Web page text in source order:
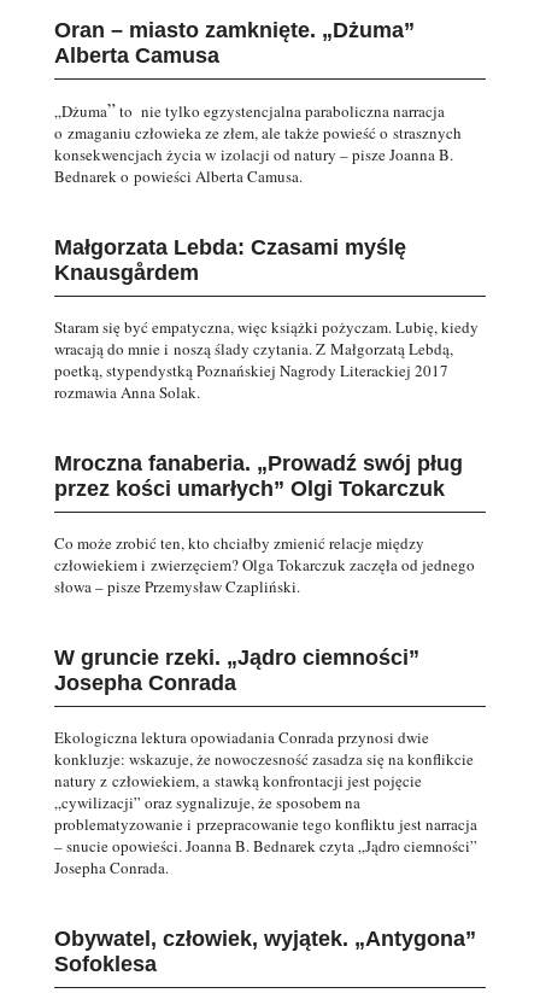
Oran – miasto zamknięte. „Dżuma”
Alberta Camusa
„Dżuma”to nie tylko egzystencjalna paraboliczna narracja
o zmaganiu człowieka ze złem, ale także powieść o strasznych
konsekwencjach życia w izolacji od natury – pisze Joanna B.
Bednarek o powieści Alberta Camusa.
Małgorzata Lebda: Czasami myślę
Knausgårdem
Staram się być empatyczna, więc książki pożyczam. Lubię, kiedy
wracają do mnie i noszą ślady czytania. Z Małgorzatą Lebdą,
poetką, stypendystką Poznańskiej Nagrody Literackiej 2017
rozmawia Anna Solak.
Mroczna fanaberia. „Prowadź swój pług
przez kości umarłych” Olgi Tokarczuk
Co może zrobić ten, kto chciałby zmienić relacje między
człowiekiem i zwierzęciem? Olga Tokarczuk zaczęła od jednego
słowa – pisze Przemysław Czapliński.
W gruncie rzeki. „Jądro ciemności”
Josepha Conrada
Ekologiczna lektura opowiadania Conrada przynosi dwie
konkluzje: wskazuje, że nowoczesność zasadza się na konflikcie
natury z człowiekiem, a stawką konfrontacji jest pojęcie
„cywilizacji” oraz sygnalizuje, że sposobem na
problematyzowanie i przepracowanie tego konfliktu jest narracja
– snucie opowieści. Joanna B. Bednarek czyta „Jądro ciemności”
Josepha Conrada.
Obywatel, człowiek, wyjątek. „Antygona”
Sofoklesa